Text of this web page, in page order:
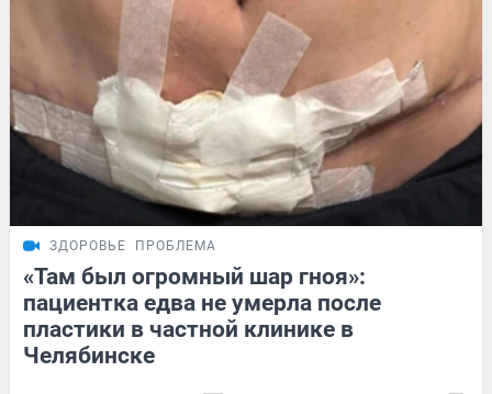
ЗДОРОВЬЕ ПРОБЛЕМА
«Там был огромный шар гноя»:
пациентка едва не умерла после
пластики в частной клинике в
Челябинске